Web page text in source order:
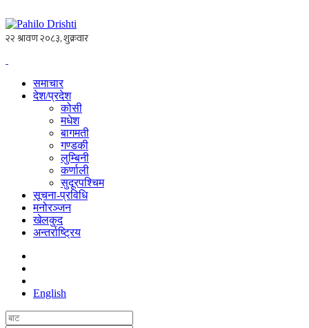
समाचार
देश/प्रदेश
कोसी
मधेश
बागमती
गण्डकी
लुम्बिनी
कर्णाली
सुदूरपश्चिम
सूचना-प्रविधि
मनोरञ्जन
खेलकुद
अन्तर्राष्ट्रिय
English